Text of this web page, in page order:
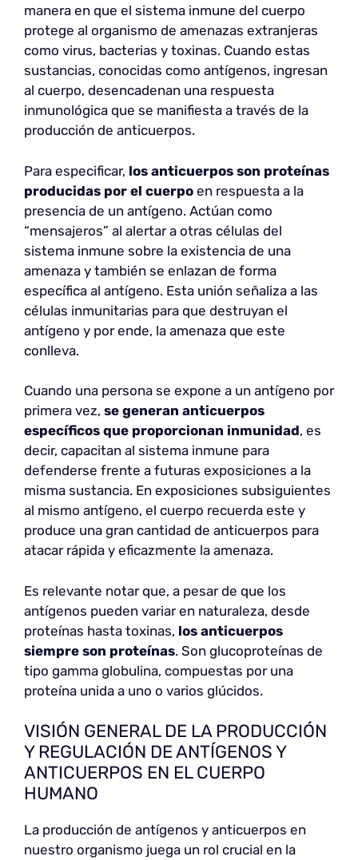
manera en que el sistema inmune del cuerpo
protege al organismo de amenazas extranjeras
como virus, bacterias y toxinas. Cuando estas
sustancias, conocidas como antígenos, ingresan
al cuerpo, desencadenan una respuesta
inmunológica que se manifiesta a través de la
producción de anticuerpos.
Para especificar, los anticuerpos son proteínas
producidas por el cuerpo en respuesta a la
presencia de un antígeno. Actúan como
“mensajeros” al alertar a otras células del
sistema inmune sobre la existencia de una
amenaza y también se enlazan de forma
específica al antígeno. Esta unión señaliza a las
células inmunitarias para que destruyan el
antígeno y por ende, la amenaza que este
conlleva.
Cuando una persona se expone a un antígeno por
primera vez, se generan anticuerpos
específicos que proporcionan inmunidad, es
decir, capacitan al sistema inmune para
defenderse frente a futuras exposiciones a la
misma sustancia. En exposiciones subsiguientes
al mismo antígeno, el cuerpo recuerda este y
produce una gran cantidad de anticuerpos para
atacar rápida y eficazmente la amenaza.
Es relevante notar que, a pesar de que los
antígenos pueden variar en naturaleza, desde
proteínas hasta toxinas, los anticuerpos
siempre son proteínas. Son glucoproteínas de
tipo gamma globulina, compuestas por una
proteína unida a uno o varios glúcidos.
VISIÓN GENERAL DE LA PRODUCCIÓN
Y REGULACIÓN DE ANTÍGENOS Y
ANTICUERPOS EN EL CUERPO
HUMANO
La producción de antígenos y anticuerpos en
nuestro organismo juega un rol crucial en la